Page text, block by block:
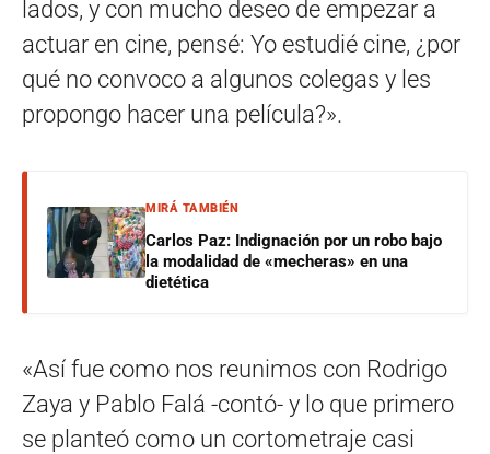
lados, y con mucho deseo de empezar a
actuar en cine, pensé: Yo estudié cine, ¿por
qué no convoco a algunos colegas y les
propongo hacer una película?».
MIRÁ TAMBIÉN
Carlos Paz: Indignación por un robo bajo
la modalidad de «mecheras» en una
dietética
«Así fue como nos reunimos con Rodrigo
Zaya y Pablo Falá -contó- y lo que primero
se planteó como un cortometraje casi